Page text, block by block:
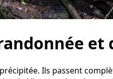
et
Ils passent